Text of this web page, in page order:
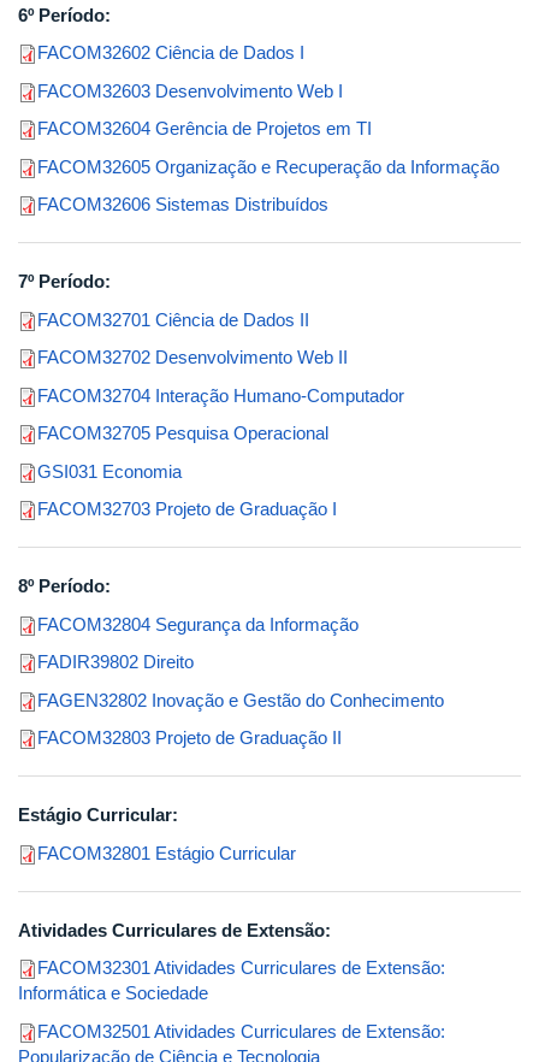
6º Período:
FACOM32602 Ciência de Dados I
FACOM32603 Desenvolvimento Web I
FACOM32604 Gerência de Projetos em TI
FACOM32605 Organização e Recuperação da Informação
FACOM32606 Sistemas Distribuídos
7º Período:
FACOM32701 Ciência de Dados II
FACOM32702 Desenvolvimento Web II
FACOM32704 Interação Humano-Computador
FACOM32705 Pesquisa Operacional
GSI031 Economia
FACOM32703 Projeto de Graduação I
8º Período:
FACOM32804 Segurança da Informação
FADIR39802 Direito
FAGEN32802 Inovação e Gestão do Conhecimento
FACOM32803 Projeto de Graduação II
Estágio Curricular:
FACOM32801 Estágio Curricular
Atividades Curriculares de Extensão:
FACOM32301 Atividades Curriculares de Extensão:
Informática e Sociedade
FACOM32501 Atividades Curriculares de Extensão:
Popularização de Ciência e Tecnologia